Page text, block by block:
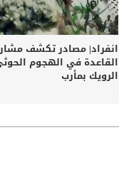
انفراد| مصادر تكشف
القاعدة في الهجوم
الرويك بمأرب